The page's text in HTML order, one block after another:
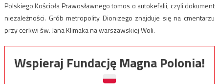
Polskiego Kościoła Prawosławnego tomos o autokefalii, czyli dokument
niezależności. Grób metropolity Dionizego znajduje się na cmentarzu
przy cerkwi św. Jana Klimaka na warszawskiej Woli.
Wspieraj Fundację Magna Polonia!